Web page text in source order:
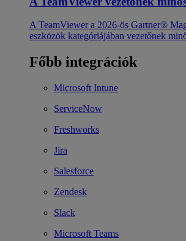
A TeamViewer a 2026-ös Gartner®
eszközök kategóriájában vezetőnek
Főbb integrációk
Microsoft Intune
ServiceNow
Freshworks
Jira
Salesforce
Zendesk
Slack
Microsoft Teams